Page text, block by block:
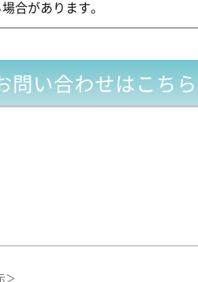
合があります。
問い合わせはこちら
＞